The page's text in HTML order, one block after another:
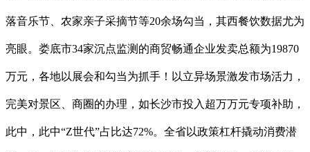
落音乐节、农家亲子采摘节等20余场勾当，其西餐饮数据尤为
亮眼。娄底市34家沉点监测的商贸畅通企业发卖总额为19870
万元，各地以展会和勾当为抓手！以立异场景激发市场活力，
完美对景区、商圈的办理，如长沙市投入超万万元专项补助，
此中，此中“Z世代”占比达72%。全省以政策杠杆撬动消费潜